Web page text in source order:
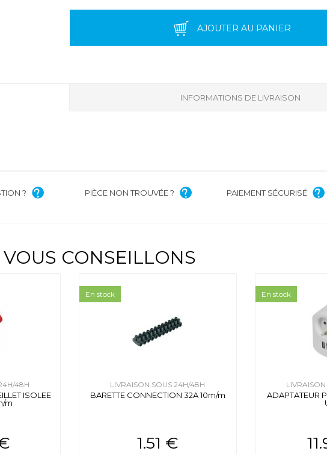
AJOUTER AU PANIER
INFORMATIONS DE LIVRAISON
? PIÈCE NON TROUVÉE ? PAIEMENT SÉCURISÉ
CONSEILLONS
48H
ISOLEE
m
LIVRAISON SOUS 24H/48H
BARETTE CONNECTION 32A 10m/m
1.51 €
En stock
ADAPTATEUR
En stock